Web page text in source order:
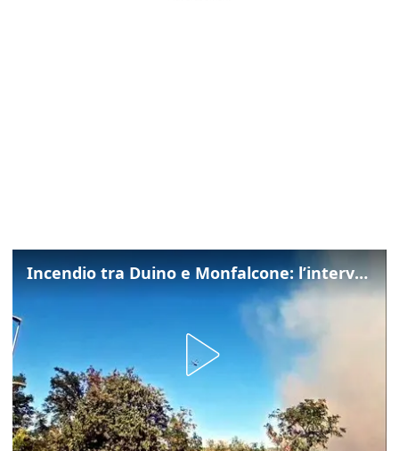
Incendio tra Duino e Monfalcone: l’intervento dei vigili del fuoco